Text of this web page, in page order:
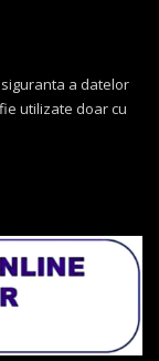
a datelor
utilizate doar cu